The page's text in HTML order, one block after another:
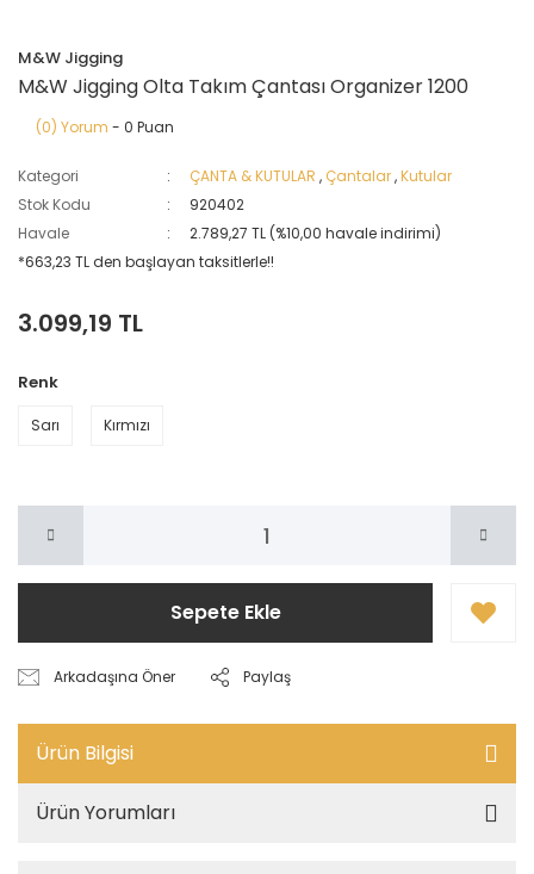
M&W Jigging
M&W Jigging Olta Takım Çantası Organizer 1200
(0) Yorum - 0 Puan
Kategori ÇANTA & KUTULAR , Çantalar,Kutular
Stok Kodu
920402
Havale
2.789,27 TL (%10,00 havale indirimi)
*663,23 TL den başlayan taksitlerle!!
3.099,19 TL
Renk
Sarı Kırmızı
Sepete Ekle
Arkadaşına Öner Paylaş
Ürün Bilgisi
Ürün Yorumları